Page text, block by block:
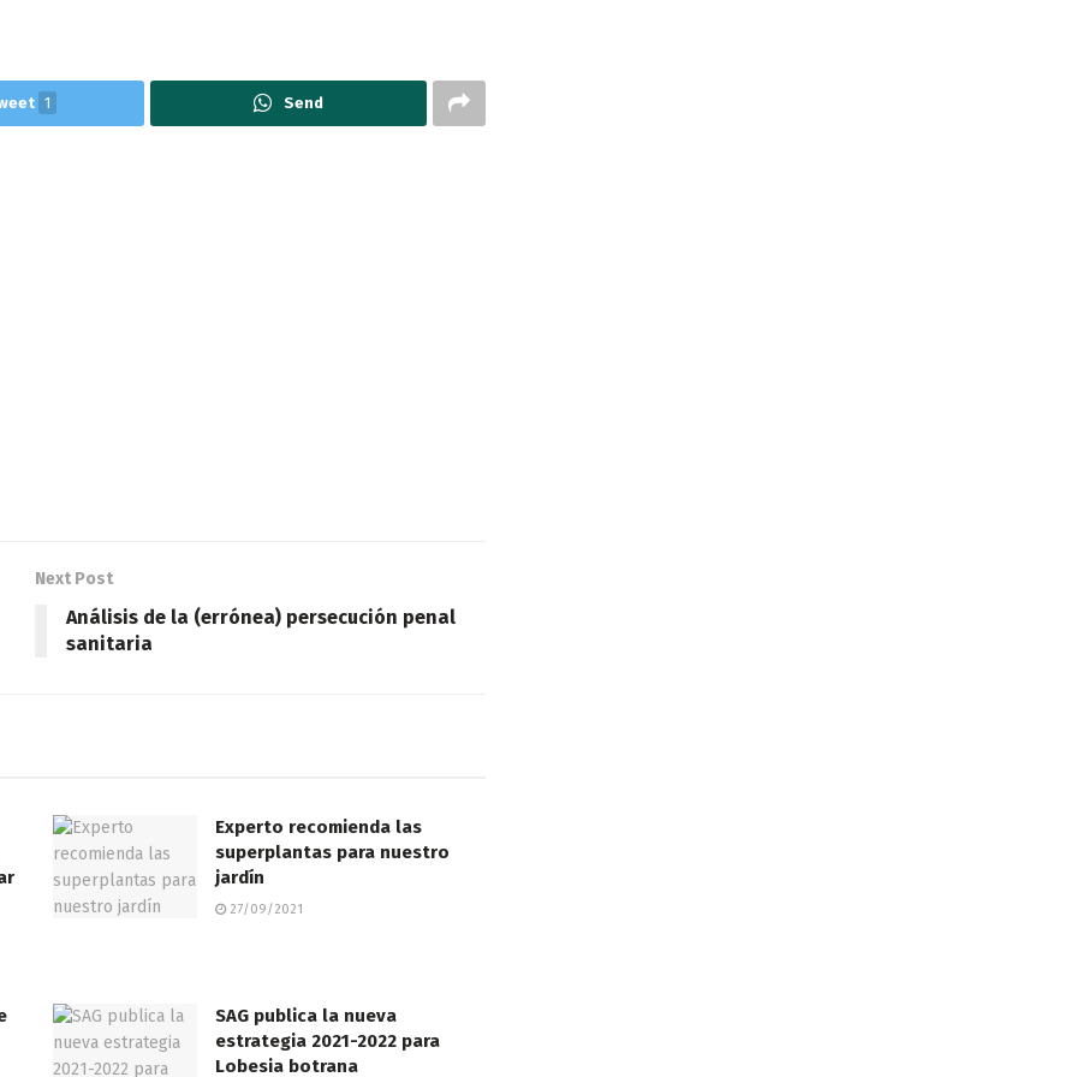
1 Send
Next Post
Análisis de la (errónea) persecución penal
sanitaria
Experto recomienda las
superplantas para nuestro
jardín
27/09/2021
SAG publica la nueva
estrategia 2021-2022 para
Lobesia botrana